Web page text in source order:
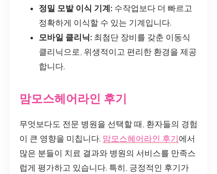
정밀 모발 이식 기계: 수작업보다 더 빠르고
정확하게 이식할 수 있는 기계입니다.
모바일 클리닉: 최첨단 장비를 갖춘 이동식
클리닉으로, 위생적이고 편리한 환경을 제공
합니다.
맘모스헤어라인 후기
무엇보다도 전문 병원을 선택할 때, 환자들의 경험
이 큰 영향을 미칩니다. 맘모스헤어라인 후기 에서
많은 분들이 치료 결과와 병원의 서비스를 만족스
럽게 평가하고 있습니다. 특히, 긍정적인 후기가